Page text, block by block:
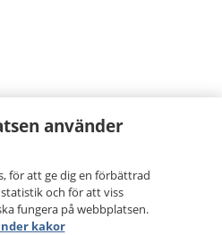
använder
för att ge dig en förbättrad
och för att viss
fungera på webbplatsen.
kakor